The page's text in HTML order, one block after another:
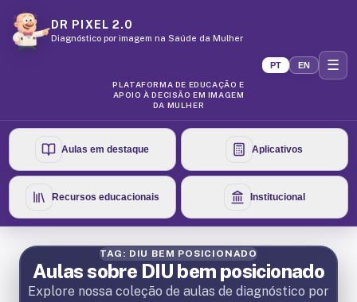
DR PIXEL 2.0
Diagnóstico por imagem na Saúde da Mulher
PLATAFORMA DE EDUCAÇÃO E
APOIO À DECISÃO EM IMAGEM
DA MULHER
PT EN ☰
Aulas em destaque Aplicativos
Recursos educacionais Institucional
TAG: DIU BEM POSICIONADO
Aulas sobre DIU bem posicionado
Explore nossa coleção de aulas de diagnóstico por